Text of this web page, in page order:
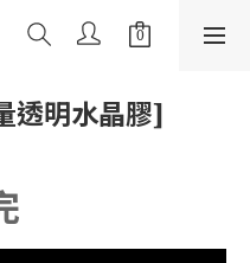
透明水晶膠]